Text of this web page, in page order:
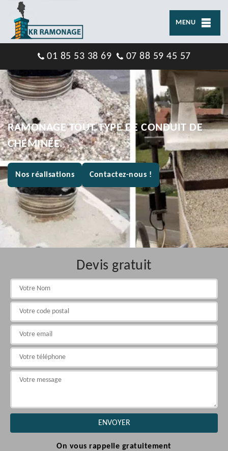
MENU
01 85 53 38 69 07 88 59 45 57
RAMONAGE TOUT TYPE DE CONDUIT DE
CHEMINÉE.
Nos réalisations Contactez-nous !
Devis gratuit
On vous rappelle gratuitement